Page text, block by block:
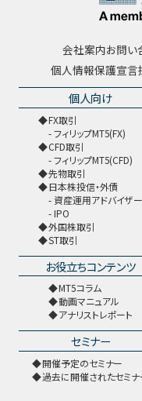
会社案内お問い
個人情報保護宣言
個人向け
FX取引
フィリップMT5(FX)
CFD取引
フィリップMT5(CFD)
先物取引
日本株投信・外債
資産運用アドバイザー
IPO
外国株取引
ST取引
お役立ちコンテンツ
MT5コラム
動画マニュアル
アナリストレポート
セミナー
開催予定のセミナー
過去に開催されたセミナ